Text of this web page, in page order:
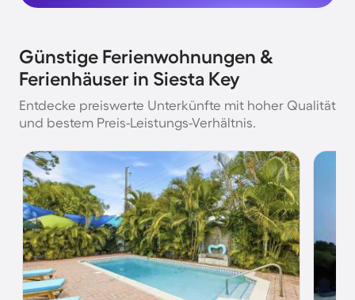
Günstige Ferienwohnungen &
Ferienhäuser in Siesta Key
Entdecke preiswerte Unterkünfte mit hoher Qualität
und bestem Preis-Leistungs-Verhältnis.